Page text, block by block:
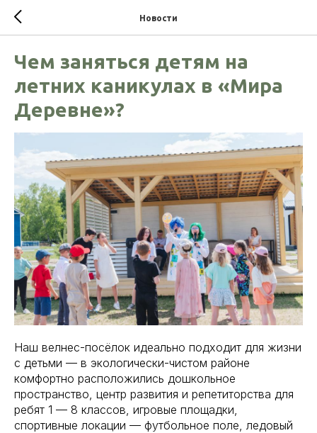
Новости
Чем заняться детям на
летних каникулах в «Мира
Деревне»?
Наш велнес-посёлок идеально подходит для жизни
с детьми — в экологически-чистом районе
комфортно расположились дошкольное
пространство, центр развития и репетиторства для
ребят 1 — 8 классов, игровые площадки,
спортивные локации — футбольное поле, ледовый